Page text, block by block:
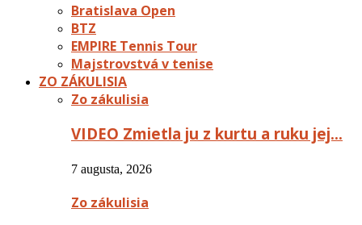
Bratislava Open
BTZ
EMPIRE Tennis Tour
Majstrovstvá v tenise
ZO ZÁKULISIA
Zo zákulisia
VIDEO Zmietla ju z kurtu a ruku jej…
7 augusta, 2026
Zo zákulisia